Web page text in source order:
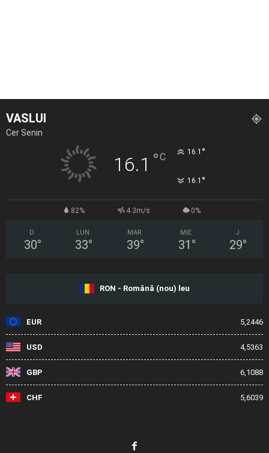
VASLUI
Cer Senin
16.1 °C 16.1 °
16.1 °
82% 4.3m/s 0%
D
30°
LUN
33°
MAR
39°
MIE
31 °
J
29°
RON - Română (nou) leu
EUR 5,2446
USD 4,5363
GBP 6,1088
CHF 5,6039